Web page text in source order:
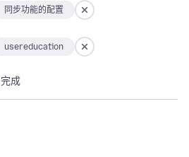
同步功能的配置
usereducation
完成